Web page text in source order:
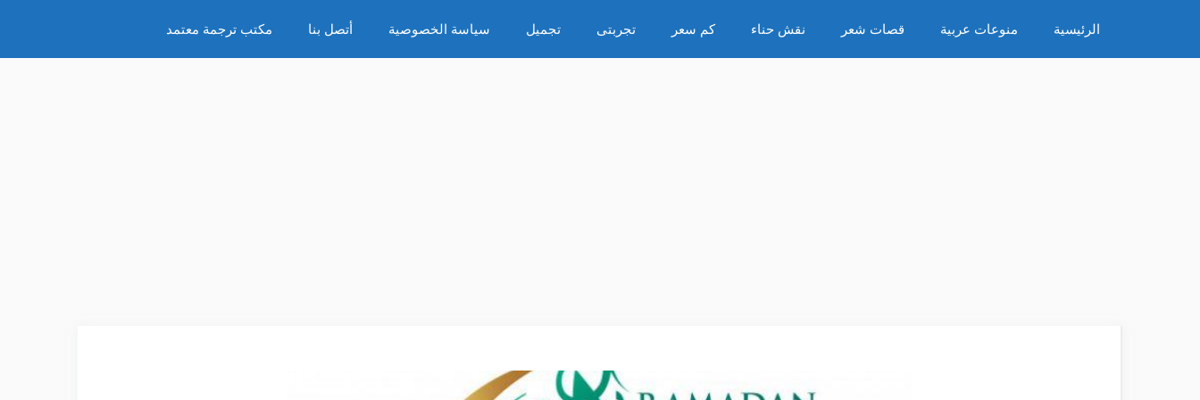
المحتوى
الرئيسية منوعات عربية قصات شعر نقش حناء كم سعر تجربتى تجميل سياسة الخصوصية أتصل بنا مكتب ترجمة معتمد